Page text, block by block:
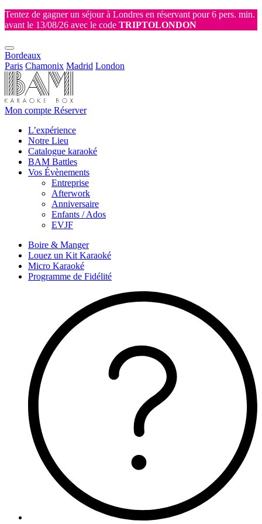
Tentez de gagner un séjour à Londres en réservant pour 6 pers. min.
avant le 13/08/26 avec le code TRIPTOLONDON
Bordeaux
Paris Chamonix Madrid London
Mon compte Réserver
L’expérience
Notre Lieu
Catalogue karaoké
BAM Battles
Vos Évènements
Entreprise
Afterwork
Anniversaire
Enfants / Ados
EVJF
Boire & Manger
Louez un Kit Karaoké
Micro Karaoké
Programme de Fidélité